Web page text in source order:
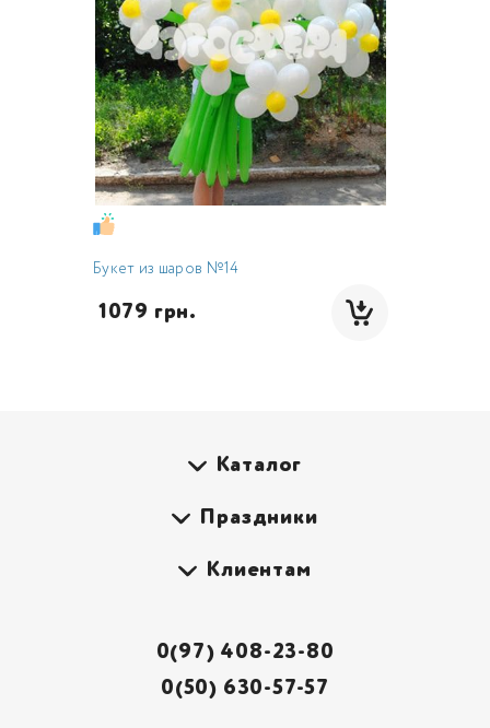
Букет из шаров №14
1079 грн.
Каталог
Праздники
Клиентам
0(97) 408-23-80
0(50) 630-57-57